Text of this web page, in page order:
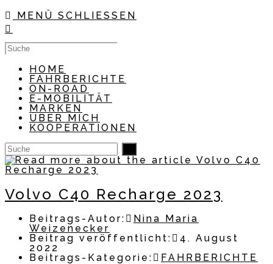
MENÜ SCHLIESSEN
HOME
FAHRBERICHTE
ON-ROAD
E-MOBILITÄT
MARKEN
ÜBER MICH
KOOPERATIONEN
Volvo C40 Recharge 2023
Beitrags-Autor:
Nina Maria
Weizenecker
Beitrag veröffentlicht:
4. August
2022
Beitrags-Kategorie:
FAHRBERICHTE